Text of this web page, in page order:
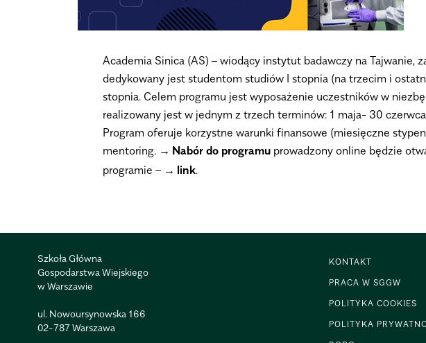
Academia Sinica (AS) – wiodący instytut badawczy na Tajwanie,
dedykowany jest studentom studiów I stopnia (na trzecim i
stopnia. Celem programu jest wyposażenie uczestników w
realizowany jest w jednym z trzech terminów: 1 maja- 30
Program oferuje korzystne warunki finansowe (miesięczne
mentoring.
Nabór do programuprowadzony online będzie
programie –
link.
Szkoła Główna
Gospodarstwa Wiejskiego
w Warszawie
ul. Nowoursynowska 166
02-787 Warszawa
KONTAKT
PRACA W SGGW
POLITYKA COOKIES
POLITYKA